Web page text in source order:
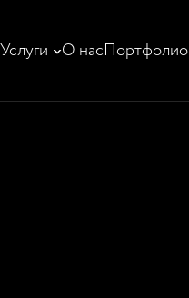
Услуги О нас Портфолио